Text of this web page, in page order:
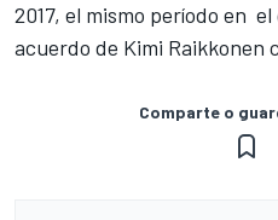
2017, el mismo período en
acuerdo de Kimi Raikkonen
Comparte o